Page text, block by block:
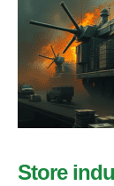
Store